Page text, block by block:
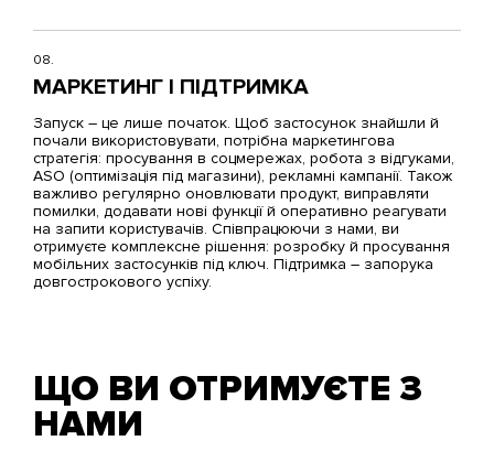
08.
МАРКЕТИНГ І ПІДТРИМКА
Запуск – це лише початок. Щоб застосунок знайшли й
почали використовувати, потрібна маркетингова
стратегія: просування в соцмережах, робота з відгуками,
ASO (оптимізація під магазини), рекламні кампанії. Також
важливо регулярно оновлювати продукт, виправляти
помилки, додавати нові функції й оперативно реагувати
на запити користувачів. Співпрацюючи з нами, ви
отримуєте комплексне рішення: розробку й просування
мобільних застосунків під ключ. Підтримка – запорука
довгострокового успіху.
ЩО ВИ ОТРИМУЄТЕ З
НАМИ